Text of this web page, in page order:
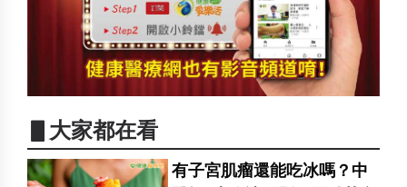
▋大家都在看
有子宮肌瘤還能吃冰嗎？中